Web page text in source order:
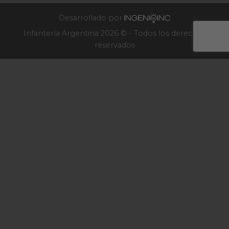
Desarrollado por
Infantería Argentina 2026 © - Todos los derechos
reservados